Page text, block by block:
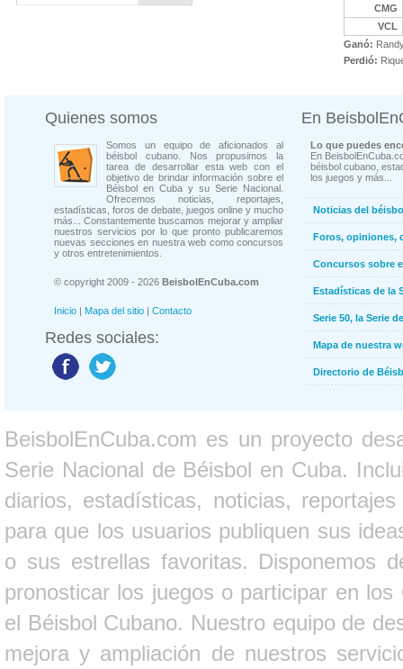
CMG
VCL
Ganó:
Perdió:
Quienes somos
Somos un equipo de aficionados al
béisbol cubano. Nos propusimos la
tarea de desarrollar esta web con el
objetivo de brindar información sobre el
Béisbol en Cuba y su Serie Nacional.
Ofrecemos noticias, reportajes,
estadísticas, foros de debate, juegos online y mucho
más... Constantemente buscamos mejorar y ampliar
nuestros servicios por lo que pronto publicaremos
nuevas secciones en nuestra web como concursos
y otros entretenimientos.
© copyright 2009 - 2026 BeisbolEnCuba.com
Inicio | Mapa del sitio | Contacto
Redes sociales:
En
Lo que puedes
En
béisbol cubano,
los juegos y más...
Noticias del
Foros, opiniones,
Concursos sobre
Estadísticas de la
Serie 50, la Serie
Mapa de nuestra
Directorio de
BeisbolEnCuba.com es un proyecto
Serie Nacional de Béisbol en Cuba.
diarios, estadísticas, noticias,
para que los usuarios publiquen sus
o sus estrellas favoritas. Disponemos
pronosticar los juegos o participar en
el Béisbol Cubano. Nuestro equipo de
mejora y ampliación de nuestros